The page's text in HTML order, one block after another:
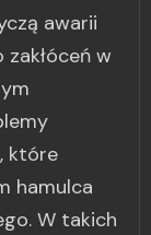
awarii
w
które
hamulca
W takich